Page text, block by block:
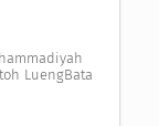
LuengBata